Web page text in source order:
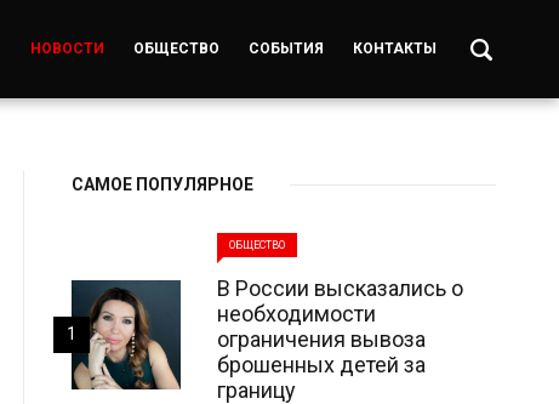
НОВОСТИ ОБЩЕСТВО СОБЫТИЯ КОНТАКТЫ
САМОЕ ПОПУЛЯРНОЕ
ОБЩЕСТВО
В России высказались о
необходимости
ограничения вывоза
брошенных детей за
границу
1